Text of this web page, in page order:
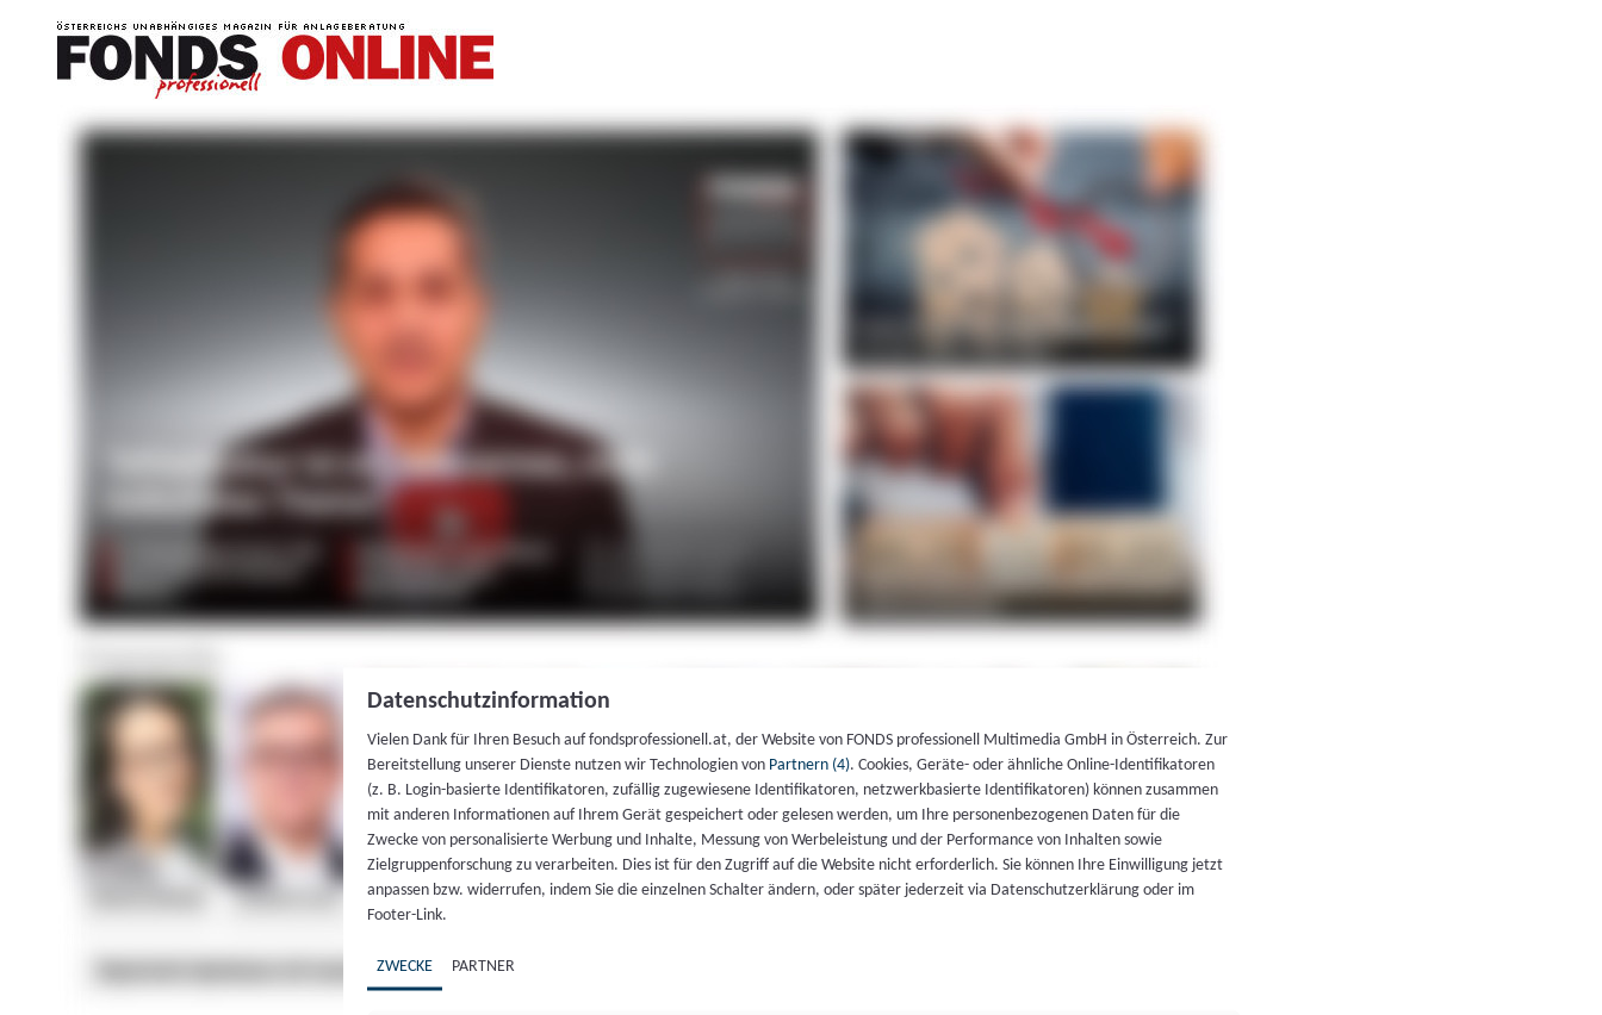
Datenschutzinformation
Vielen Dank für Ihren Besuch auf fondsprofessionell.at, der Website von FONDS professionell Multimedia GmbH in Österreich. Zur
Bereitstellung unserer Dienste nutzen wir Technologien von Partnern (4). Cookies, Geräte- oder ähnliche Online-Identifikatoren
(z. B. Login-basierte Identifikatoren, zufällig zugewiesene Identifikatoren, netzwerkbasierte Identifikatoren) können zusammen
mit anderen Informationen auf Ihrem Gerät gespeichert oder gelesen werden, um Ihre personenbezogenen Daten für die
Zwecke von personalisierte Werbung und Inhalte, Messung von Werbeleistung und der Performance von Inhalten sowie
Zielgruppenforschung zu verarbeiten. Dies ist für den Zugriff auf die Website nicht erforderlich. Sie können Ihre Einwilligung jetzt
anpassen bzw. widerrufen, indem Sie die einzelnen Schalter ändern, oder später jederzeit via Datenschutzerklärung oder im
Footer-Link.
ZWECKE PARTNER